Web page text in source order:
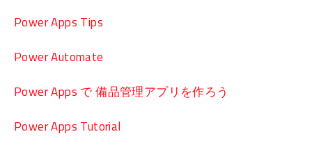
Power Apps Tips
Power Automate
Power Apps で 備品管理アプリを作ろう
Power Apps Tutorial